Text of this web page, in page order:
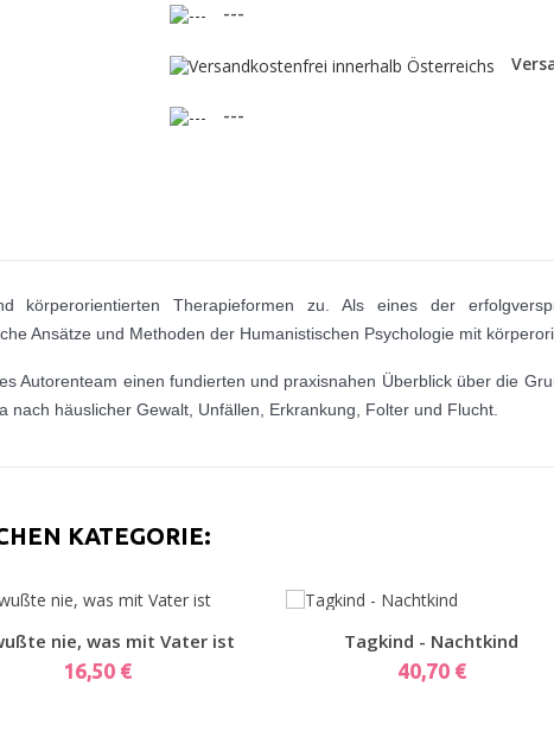
---
---
körperorientierten Therapieformen zu. Als eines der
Ansätze und Methoden der Humanistischen Psychologie mit
Autorenteam einen fundierten und praxisnahen Überblick über die
häuslicher Gewalt, Unfällen, Erkrankung, Folter und Flucht.
KATEGORIE:
Vorschau
nie, was mit Vater ist
Preis
16,50 €
Vorschau
Tagkind - Nachtkind
Preis
40,70 €